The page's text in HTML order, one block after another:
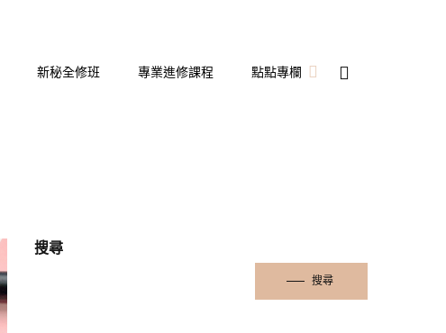
新秘全修班 專業進修課程 點點專欄
搜尋
搜尋